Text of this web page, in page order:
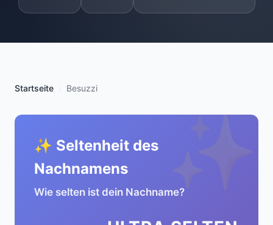
Startseite Besuzzi
✨
✨ Seltenheit des
Nachnamens
Wie selten ist dein Nachname?